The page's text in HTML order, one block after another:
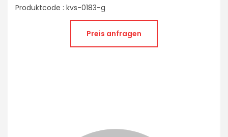
Produktcode : kvs-0183-g
Preis anfragen